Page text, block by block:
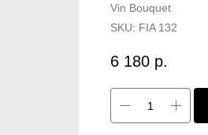
Vin Bouquet
SKU: FIA 132
6 180 р.